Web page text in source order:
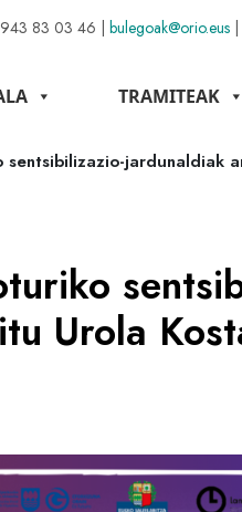
943 83 03 46 | bulegoak@orio.eus |
TRAMITEAK
jardunaldiak
Urola